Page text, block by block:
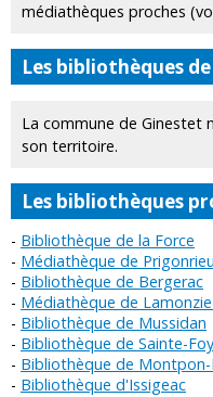
médiathèques proches
Les bibliothèques
La commune de Ginestet
son territoire.
Les bibliothèques
Bibliothèque de la Force
Médiathèque de
Bibliothèque de Bergerac
Médiathèque de
Bibliothèque de Mussidan
Bibliothèque de Sainte-
Bibliothèque de
Bibliothèque d'Issigeac